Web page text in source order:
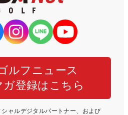
ルフニュース
ガ登録はこちら
ャルデジタルパートナー、および